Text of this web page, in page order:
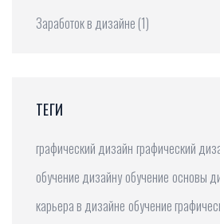
Заработок в дизайне (1)
ТЕГИ
графический дизайн графический
обучение дизайну обучение основы
карьера в дизайне обучение